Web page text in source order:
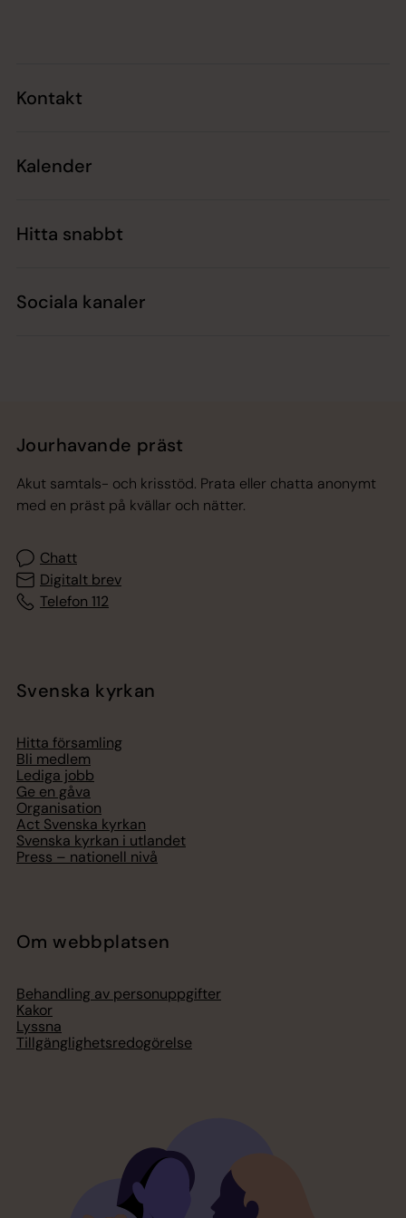
Kontakt
Kalender
Hitta snabbt
Sociala kanaler
Jourhavande präst
Akut samtals- och krisstöd. Prata eller chatta anonymt
med en präst på kvällar och nätter.
Chatt
Digitalt brev
Telefon 112
Svenska kyrkan
Hitta församling
Bli medlem
Lediga jobb
Ge en gåva
Organisation
Act Svenska kyrkan
Svenska kyrkan i utlandet
Press – nationell nivå
Om webbplatsen
Behandling av personuppgifter
Kakor
Lyssna
Tillgänglighetsredogörelse